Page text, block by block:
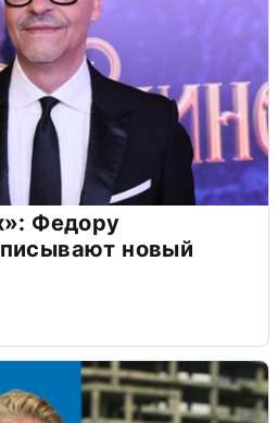
Федору
новый